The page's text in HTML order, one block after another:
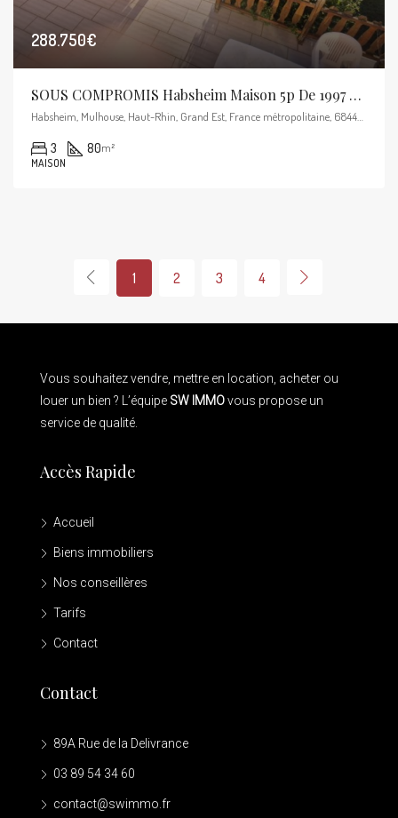
288.750€
SOUS COMPROMIS Habsheim Maison 5p De 1997 Sur 5.19 Ares
3 80m²
MAISON
1 2 3 4
Vous souhaitez vendre, mettre en location, acheter ou
louer un bien ? L’équipe SW IMMOvous propose un
service de qualité.
Accès Rapide
Accueil
Biens immobiliers
Nos conseillères
Tarifs
Contact
Contact
89A Rue de la Delivrance
03 89 54 34 60
contact@swimmo.fr